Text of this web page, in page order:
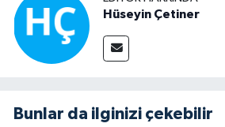
Hüseyin Çetiner
Bunlar da ilginizi çekebilir